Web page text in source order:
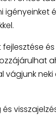
igényeinket
fejlesztése
vágjunk
és